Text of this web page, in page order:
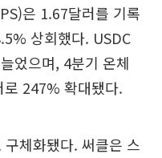
은 1.67달러를 기록
상회했다. USDC
었으며, 4분기 온체
247% 확대됐다.
체화됐다. 써클은 스